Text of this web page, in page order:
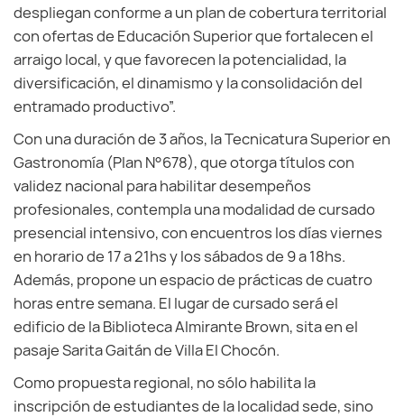
despliegan conforme a un plan de cobertura territorial
con ofertas de Educación Superior que fortalecen el
arraigo local, y que favorecen la potencialidad, la
diversificación, el dinamismo y la consolidación del
entramado productivo”.
Con una duración de 3 años, la Tecnicatura Superior en
Gastronomía (Plan N°678), que otorga títulos con
validez nacional para habilitar desempeños
profesionales, contempla una modalidad de cursado
presencial intensivo, con encuentros los días viernes
en horario de 17 a 21hs y los sábados de 9 a 18hs.
Además, propone un espacio de prácticas de cuatro
horas entre semana. El lugar de cursado será el
edificio de la Biblioteca Almirante Brown, sita en el
pasaje Sarita Gaitán de Villa El Chocón.
Como propuesta regional, no sólo habilita la
inscripción de estudiantes de la localidad sede, sino